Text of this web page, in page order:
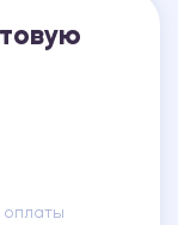
оплаты